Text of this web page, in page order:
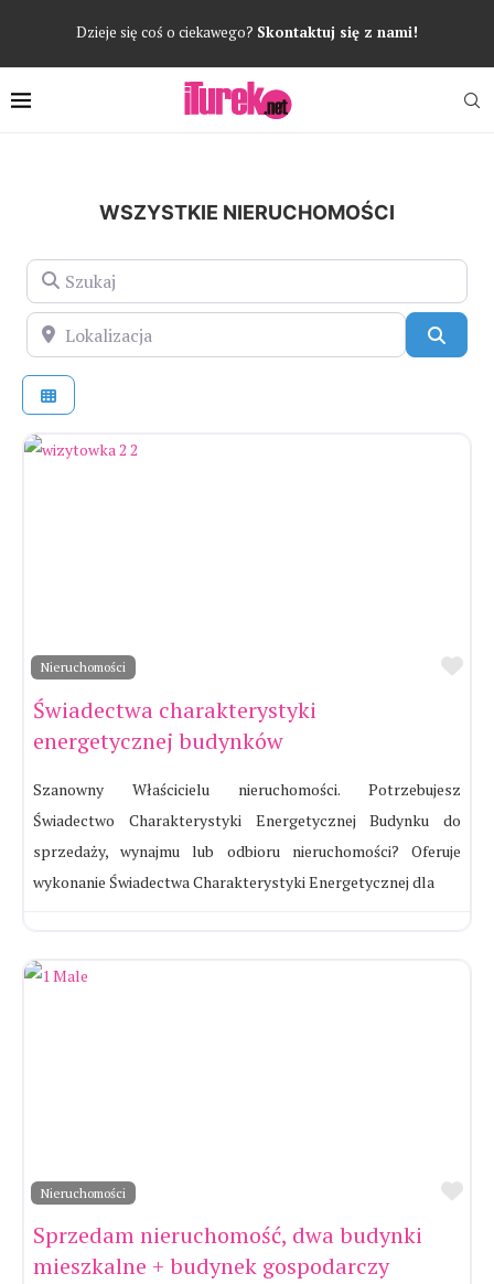
Dzieje się coś o ciekawego? Skontaktuj się z nami!
WSZYSTKIE NIERUCHOMOŚCI
Szukaj
Lokalizacja
Nieruchomości
Świadectwa charakterystyki
energetycznej budynków
Szanowny Właścicielu nieruchomości. Potrzebujesz
Świadectwo Charakterystyki Energetycznej Budynku do
sprzedaży, wynajmu lub odbioru nieruchomości? Oferuje
wykonanie Świadectwa Charakterystyki Energetycznej dla
Nieruchomości
Sprzedam nieruchomość, dwa budynki
mieszkalne + budynek gospodarczy